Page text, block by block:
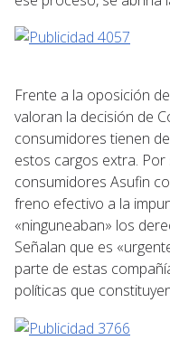
Frente a la oposición
valoran la decisión de
consumidores tienen
estos cargos extra.
consumidores Asufin
freno efectivo a la
«ninguneaban» los
Señalan que es
parte de estas
políticas que